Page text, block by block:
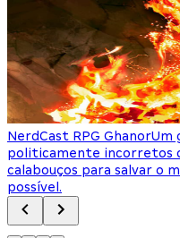
NerdCast RPG GhanorUm
politicamente incorretos
calabouços para salvar o
possível.